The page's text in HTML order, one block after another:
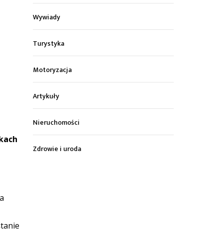
Wywiady
Turystyka
Motoryzacja
Artykuły
Nieruchomości
Zdrowie i uroda